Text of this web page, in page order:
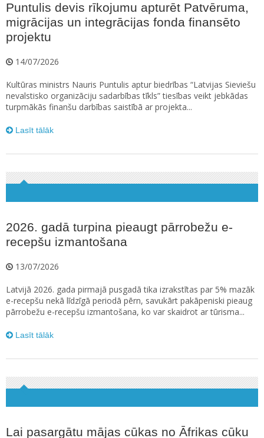
Puntulis devis rīkojumu apturēt Patvēruma,
migrācijas un integrācijas fonda finansēto
projektu
14/07/2026
Kultūras ministrs Nauris Puntulis aptur biedrības “Latvijas Sieviešu
nevalstisko organizāciju sadarbības tīkls” tiesības veikt jebkādas
turpmākās finanšu darbības saistībā ar projekta...
Lasīt tālāk
2026. gadā turpina pieaugt pārrobežu e-
recepšu izmantošana
13/07/2026
Latvijā 2026. gada pirmajā pusgadā tika izrakstītas par 5% mazāk
e-recepšu nekā līdzīgā periodā pērn, savukārt pakāpeniski pieaug
pārrobežu e-recepšu izmantošana, ko var skaidrot ar tūrisma...
Lasīt tālāk
Lai pasargātu mājas cūkas no Āfrikas cūku